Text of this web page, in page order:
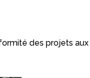
des projets